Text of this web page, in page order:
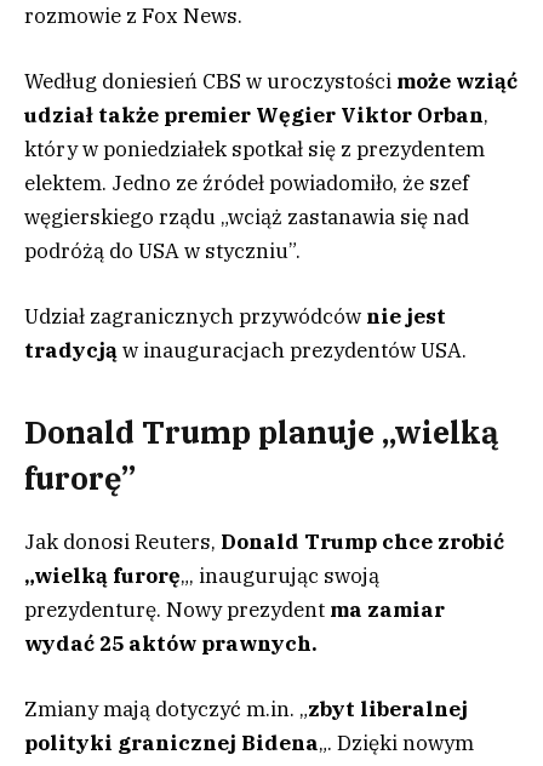
rozmowie z Fox News.
Według doniesień CBS w uroczystości może wziąć
udział także premier Węgier Viktor Orban,
który w poniedziałek spotkał się z prezydentem
elektem. Jedno ze źródeł powiadomiło, że szef
węgierskiego rządu „wciąż zastanawia się nad
podróżą do USA w styczniu”.
Udział zagranicznych przywódców nie jest
tradycjąw inauguracjach prezydentów USA.
Donald Trump planuje „wielką
furorę”
Jak donosi Reuters, Donald Trump chce zrobić
„wielką furorę„, inaugurując swoją
prezydenturę. Nowy prezydent ma zamiar
wydać 25 aktów prawnych.
Zmiany mają dotyczyć m.in. „zbyt liberalnej
polityki granicznej Bidena„. Dzięki nowym